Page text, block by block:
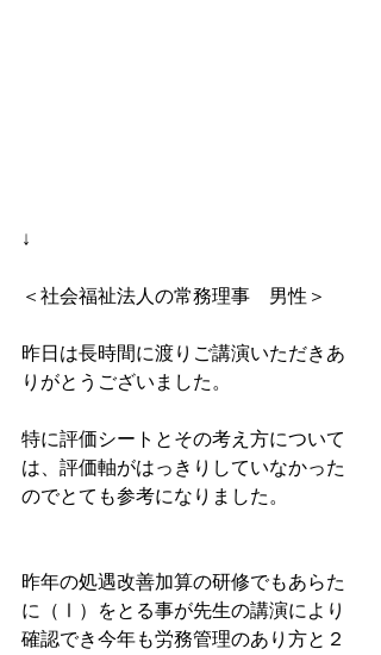
↓
＜社会福祉法人の常務理事　男性＞
昨日は長時間に渡りご講演いただきあ
りがとうございました。
特に評価シートとその考え方について
は、評価軸がはっきりしていなかった
のでとても参考になりました。
昨年の処遇改善加算の研修でもあらた
に（Ⅰ）をとる事が先生の講演により
確認でき今年も労務管理のあり方と２